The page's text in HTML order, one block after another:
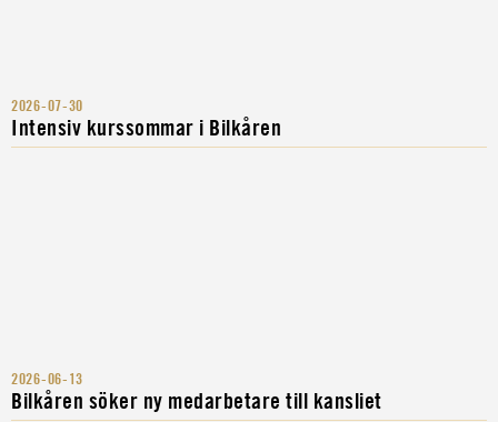
2026-07-30
Intensiv kurssommar i Bilkåren
2026-06-13
Bilkåren söker ny medarbetare till kansliet